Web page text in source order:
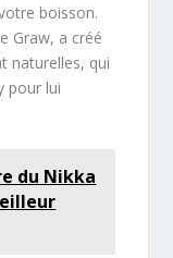
boisson.
Graw, a créé
naturelles, qui
pour lui
du Nikka